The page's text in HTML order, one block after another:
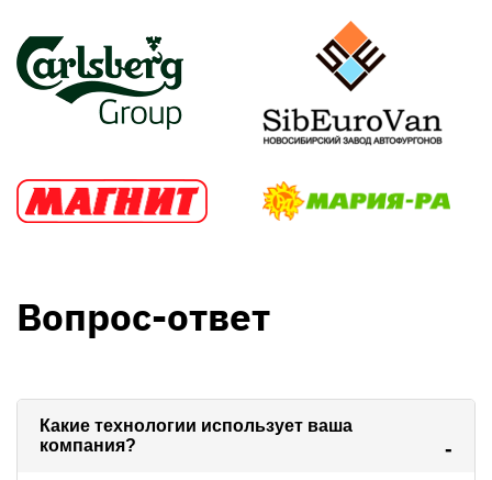
Вопрос-ответ
Какие технологии использует ваша
компания?